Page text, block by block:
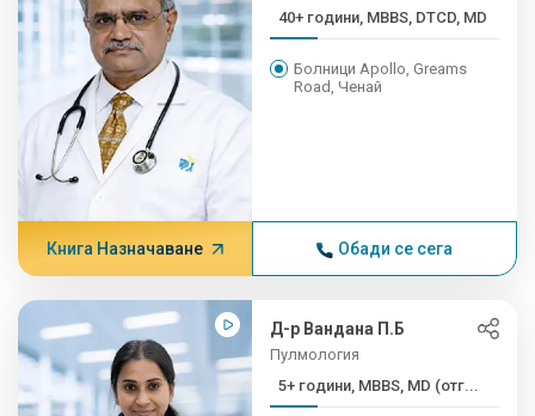
40+ години, MBBS, DTCD, MD
Болници Apollo, Greams
Road, Ченай
Книга Назначаване Обади се сега
Д-р Вандана П.Б
Пулмология
5+ години, MBBS, MD (отг...